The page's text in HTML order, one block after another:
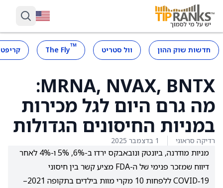
חדשות שוק ההון וול סטריט ™
The Fly
MRNA, NVAX, BNTX:
מה גרם היום לגל מכירות
במניות החיסונים הגדולות
רדיקה סראוגי 1 בדצמבר 2025
מניות מודרנה, ביונטק ונובאבקס ירדו ב-6%, 5% ו-4% לאחר
דיווח שמזכר פנימי של ה-FDA מציע קשר בין חיסוני
COVID‑19 ללפחות 10 מקרי מוות בילדים בתקופה 2021–